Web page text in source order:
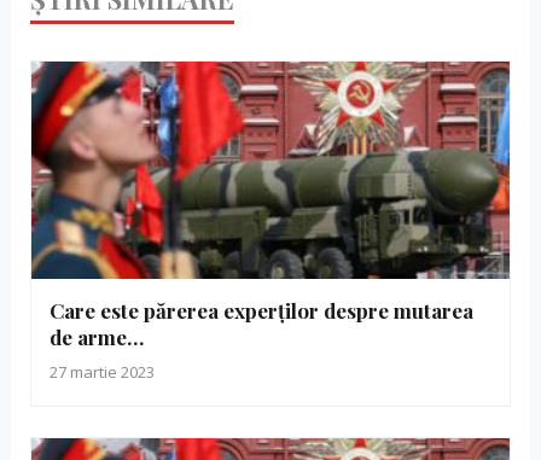
Care este părerea experților despre mutarea
de arme…
27 martie 2023